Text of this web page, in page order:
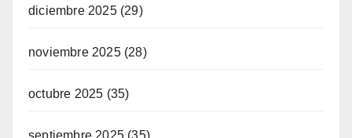
diciembre 2025(29)
noviembre 2025(28)
octubre 2025 (35)
septiembre 2025 (35)